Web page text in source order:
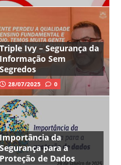
Triple Ivy – Segurança da
Informação Sem
Segredos
28/07/2025 0
Importância da
Segurança para a
Proteção de Dados